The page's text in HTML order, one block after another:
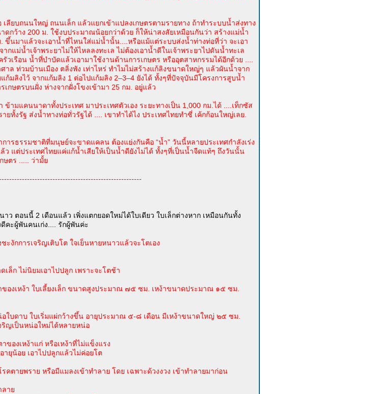
ลียบถนนใหญ่ ถนนเล็ก แล้วแยกเข้าแปลงเกษตรตามรายทาง ถ้าทำระบบน้ำส่งทาง
กว้าง 200 ม. ใช้งบประมาณน้อยกว่าด้วย ก็ให้น่าสงสัยเหมือนกันว่า สร้างแม่น้ำ
ขึ้นมาแล้วจะเอาน้ำที่ไหนใส่แม่น้ำนั้น....หรือแม้แต่ระบบส่งน้ำท่างท่อที่ว่า จะเอา
แม่น้ำเจ้าพระยาไม่ให้ไหลลงทะเล ไม่ต้องเอาน้ำดีในเจ้าพระยาไปดันน้ำทะเล
วเรือน น้ำที่บำบัดแล้วเอามาใช้งานด้านการเกษตร หรืออุตสาหกรรมได้อีกด้วย ....
ล ท่วมบ้านเมือง ตลิ่งพัง เท่าไหร่ ทำไมไม่สร้างแก้ลิงขนาดใหญ่ๆ แล้วผันน้ำจาก
มลิงไว้ จากแก้มลิง 1 ต่อไปแก้มลิง 2–3–4 ยังได้ ทั้งๆที่ปัจจุบันมีโครงการสูบน้ำ
กษตรบนฝั่ง ห่างจากฝั่งโขงเข้ามา 25 กม. อยู่แล้ว
ข้ามแคนนาดาทั้งประเทศ มาประเทศตัวเอง ระยะทางเป็น 1,000 กม.ได้ ....เท็กซัส
ยทั้งรัฐ ส่งน้ำทางท่อทั่วรัฐได้ .... เขาทำได้ไง ประเทศไทยทำซี่ เค้กก้อนใหญ่เลย.
ารธรรมชาติที่มนุษย์จะขาดแคลน ต้องแย่งกันคือ “น้ำ” วันนี้หลายประเทศกำลังเร่ง
ว แต่ประเทศไทยแค่แก้น้ำเสียให้เป็นน้ำดียังไม่ได้ ทั้งๆที่เป็นน้ำจืดแท้ๆ ถึงวันนั้น
ษตร ..... ว่ามั้ย
ว ตอนนี้ 2 เดือนแล้ว เพิ่งแตกยอดใหม่ได้ใบเดียว ใบเล็กต่างหาก เหมือนกันทั้ง
คะผู้พันคนเก่ง.... รักผู้พันค่ะ
งักการเจริญเติบโต ใจเย็นหายหนาวแล้วจะโตเอง
ล็ก ไม่นิยมเอาไปปลูก เพราะจะโตช้า
องเหง้า ใบเลี้ยงเล็ก ขนาดสูงประมาณ ๗๕ ซม. เหง้าขนาดประมาณ ๑๕ ซม.
ใบดาบ ใบเริ่มแผ่กว้างขึ้น อายุประมาณ ๕-๘ เดือน มีเหง้าขนาดใหญ่ ๒๕ ซม.
ริญเป็นหน่อใหม่ได้หลายหน่อ
ของเหง้าแก่ หรือเหง้าที่ไม่แข็งแรง
ยุน้อย เอาไปปลูกแล้วไม่ค่อยโต
ตายพราย หรือมีแมลงเข้าทำลาย โดย เฉพาะด้วงงวง เข้าทำลายมาก่อน
ลาย